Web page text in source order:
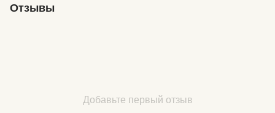
Отзывы
Добавьте первый отзыв